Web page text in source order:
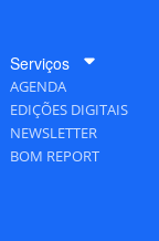
Serviços
AGENDA
EDIÇÕES DIGITAIS
NEWSLETTER
BOM REPORT